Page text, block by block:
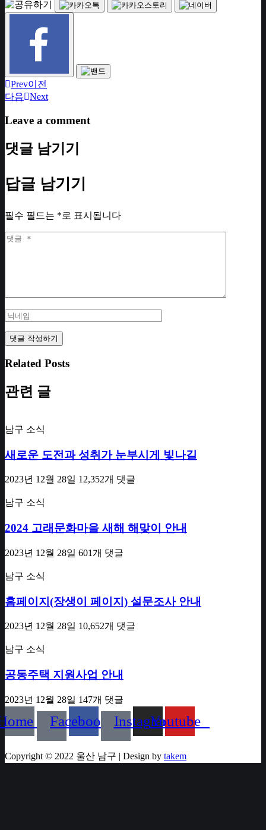
Prev이전
다음
Next
Leave a comment
댓글 남기기
답글 남기기
필수 필드는 *로 표시됩니다
Related Posts
관련 글
남구 소식
새로운 도전과 성취가 눈부시게 빛나길
2023년 12월 28일 12,352개 댓글
남구 소식
2024 고래문화마을 새해 해맞이 안내
2023년 12월 28일 601개 댓글
남구 소식
홈페이지(장생이 페이지) 설문조사 안내
2023년 12월 28일 10,652개 댓글
남구 소식
공동주택 지원사업 안내
2023년 12월 28일 147개 댓글
Facebook InstagramYoutube
Copyright © 2022 울산 남구 | Design by takem